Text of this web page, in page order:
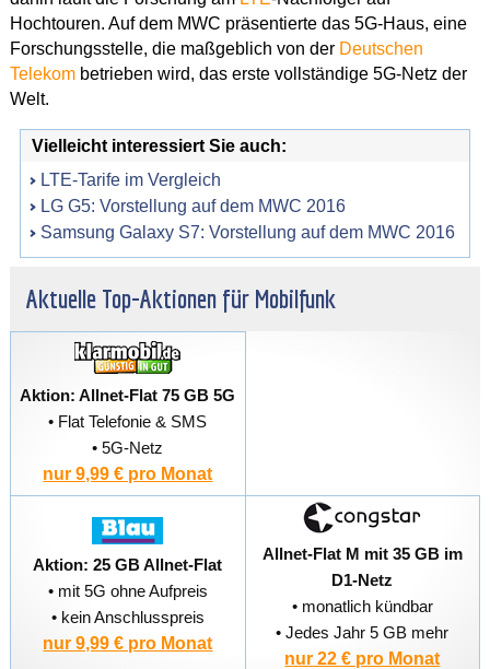
Hochtouren. Auf dem MWC präsentierte das 5G-Haus, eine
Forschungsstelle, die maßgeblich von der Deutschen
Telekombetrieben wird, das erste vollständige 5G-Netz der
Welt.
Vielleicht interessiert Sie auch:
LTE-Tarife im Vergleich
LG G5: Vorstellung auf dem MWC 2016
Samsung Galaxy S7: Vorstellung auf dem MWC 2016
Aktuelle Top-Aktionen für Mobilfunk
Aktion: Allnet-Flat 75 GB 5G
• Flat Telefonie & SMS
• 5G-Netz
nur 9,99 € pro Monat
Aktion: 25 GB Allnet-Flat
• mit 5G ohne Aufpreis
• kein Anschlusspreis
nur 9,99 € pro Monat
Allnet-Flat M mit 35 GB im
D1-Netz
• monatlich kündbar
• Jedes Jahr 5 GB mehr
nur 22 € pro Monat